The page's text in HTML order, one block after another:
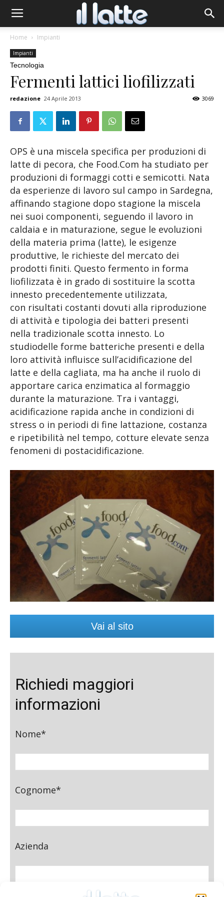
Home Impianti
Impianti
Tecnologia
Fermenti lattici liofilizzati
redazione 24 Aprile 2013 3069
OPS è una miscela specifica per produzioni di
latte di pecora, che Food.Com ha studiato per
produzioni di formaggi cotti e semicotti. Nata
da esperienze di lavoro sul campo in Sardegna,
affinando stagione dopo stagione la miscela
nei suoi componenti, seguendo il lavoro in
caldaia e in maturazione, segue le evoluzioni
della materia prima (latte), le esigenze
produttive, le richieste del mercato dei
prodotti finiti. Questo fermento in forma
liofilizzata è in grado di sostituire la scotta
innesto precedentemente utilizzata,
con risultati costanti dovuti alla riproduzione
di attività e tipologia dei batteri presenti
nella tradizionale scotta innesto. Lo
studiodelle forme batteriche presenti e della
loro attività influisce sull’acidificazione del
latte e della cagliata, ma ha anche il ruolo di
apportare carica enzimatica al formaggio
durante la maturazione. Tra i vantaggi,
acidificazione rapida anche in condizioni di
stress o in periodi di fine lattazione, costanza
e ripetibilità nel tempo, cotture elevate senza
fenomeni di postacidificazione.
Vai al sito
Richiedi maggiori
informazioni
Nome*
Cognome*
Azienda